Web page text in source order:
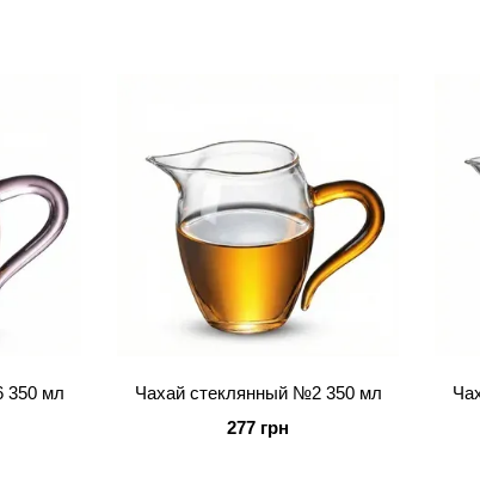
350 мл
Чахай стеклянный №2 350 мл
277 грн